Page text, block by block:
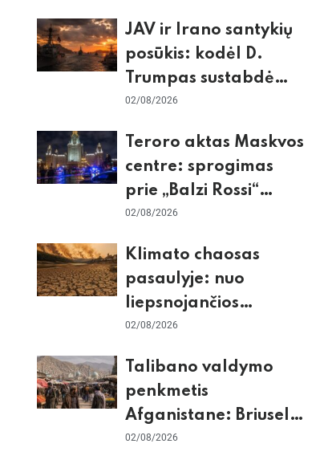
nerimas dėl sienos
JAV ir Irano santykių
posūkis: kodėl D.
Trumpas sustabdė
smūgius ir kuo
ekonomika
02/08/2026
Teroro aktas Maskvos
centre: sprogimas
prie „Balzi Rossi“
restorano,
tikrieji taikiniai
02/08/2026
Klimato chaosas
pasaulyje: nuo
liepsnojančios
Europos iki
Antarktidos
paradokso
02/08/2026
Talibano valdymo
penkmetis
Afganistane: Briuselio
vizito užkulisiai, gilus
02/08/2026